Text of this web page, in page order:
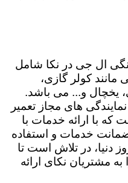
ال جی در نکا شامل
مانند کولر گازی،
یخچال و... می باشد.
های مجاز تعمیر
که با ارائه خدمات با
خدمات و استفاده
دنیا، در تلاش است تا
مشتریان نکای ارائه